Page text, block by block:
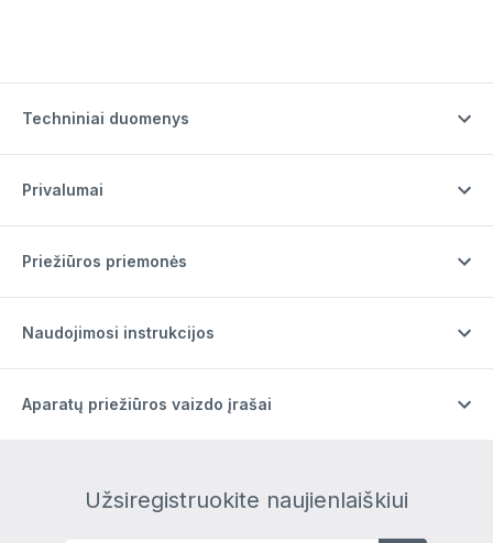
Techniniai duomenys
Privalumai
Priežiūros priemonės
Naudojimosi instrukcijos
Aparatų priežiūros vaizdo įrašai
Užsiregistruokite naujienlaiškiui